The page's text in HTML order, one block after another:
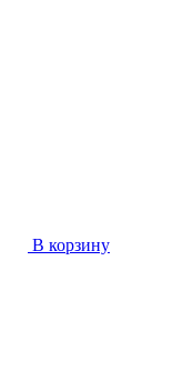
В корзину